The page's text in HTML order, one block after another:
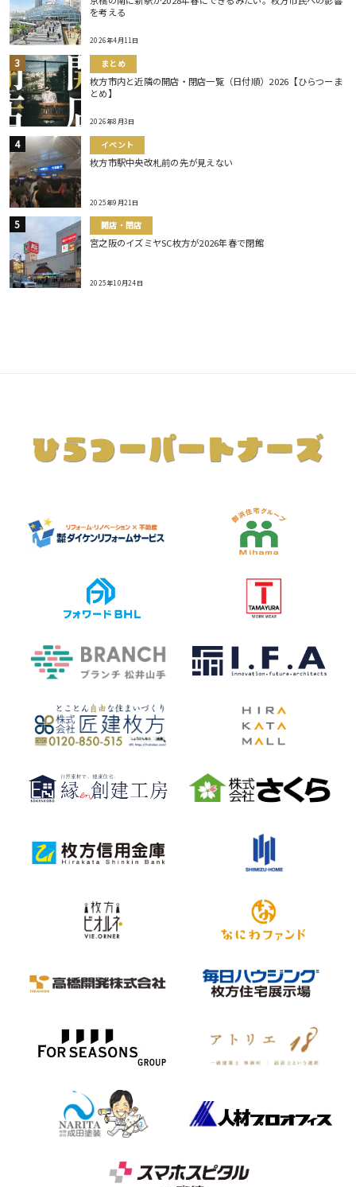
を考える
2026年4月11日
まとめ
枚方市内と近隣の開店・閉店一覧（日付順）2026【ひらつーま
とめ】
2026年8月3日
イベント
枚方市駅中央改札前の先が見えない
2025年9月21日
開店・閉店
宮之阪のイズミヤSC枚方が2026年春で閉館
2025年10月24日